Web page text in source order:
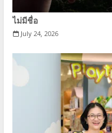
ไม่มีชื่อ
July 24, 2026